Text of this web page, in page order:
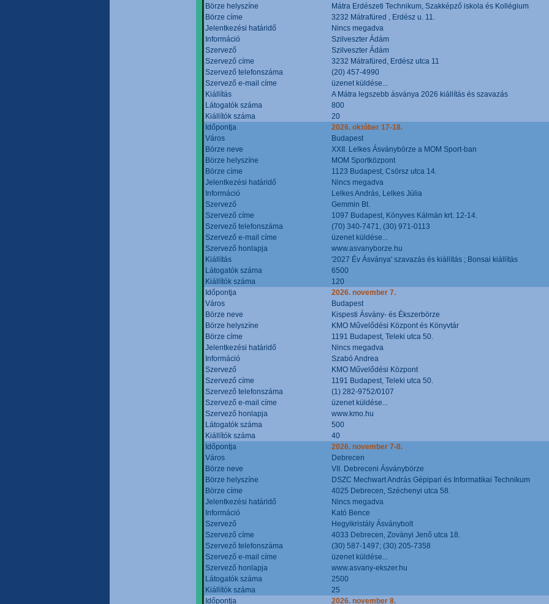
Börze helyszíne
Mátra Erdészeti Technikum, Szakképző iskola és Kollégium
Börze címe
3232 Mátrafüred , Erdész u. 11.
Jelentkezési határidő
Nincs megadva
Információ
Szilveszter Ádám
Szervező
Szilveszter Ádám
Szervező címe
3232 Mátrafüred, Erdész utca 11
Szervező telefonszáma
(20) 457-4990
Szervező e-mail címe
üzenet küldése...
Kiállítás
A Mátra legszebb ásványa 2026 kiállítás és szavazás
Látogatók száma
800
Kiállítók száma
20
Időpontja
2026. október 17-18.
Város
Budapest
Börze neve
XXII. Lelkes Ásványbörze a MOM Sport-ban
Börze helyszíne
MOM Sportközpont
Börze címe
1123 Budapest, Csörsz utca 14.
Jelentkezési határidő
Nincs megadva
Információ
Lelkes András, Lelkes Júlia
Szervező
Gemmin Bt.
Szervező címe
1097 Budapest, Könyves Kálmán krt. 12-14.
Szervező telefonszáma
(70) 340-7471, (30) 971-0113
Szervező e-mail címe
üzenet küldése...
Szervező honlapja
www.asvanyborze.hu
Kiállítás
'2027 Év Ásványa' szavazás és kiállítás ; Bonsai kiállítás
Látogatók száma
6500
Kiállítók száma
120
Időpontja
2026. november 7.
Város
Budapest
Börze neve
Kispesti Ásvány- és Ékszerbörze
Börze helyszíne
KMO Művelődési Központ és Könyvtár
Börze címe
1191 Budapest, Teleki utca 50.
Jelentkezési határidő
Nincs megadva
Információ
Szabó Andrea
Szervező
KMO Művelődési Központ
Szervező címe
1191 Budapest, Teleki utca 50.
Szervező telefonszáma
(1) 282-9752/0107
Szervező e-mail címe
üzenet küldése...
Szervező honlapja
www.kmo.hu
Látogatók száma
500
Kiállítók száma
40
Időpontja
2026. november 7-8.
Város
Debrecen
Börze neve
VII. Debreceni Ásványbörze
Börze helyszíne
DSZC Mechwart András Gépipari és Informatikai Technikum
Börze címe
4025 Debrecen, Széchenyi utca 58.
Jelentkezési határidő
Nincs megadva
Információ
Kató Bence
Szervező
Hegyikristály Ásványbolt
Szervező címe
4033 Debrecen, Zoványi Jenő utca 18.
Szervező telefonszáma
(30) 587-1497; (30) 205-7358
Szervező e-mail címe
üzenet küldése...
Szervező honlapja
www.asvany-ekszer.hu
Látogatók száma
2500
Kiállítók száma
25
Időpontja
2026. november 8.